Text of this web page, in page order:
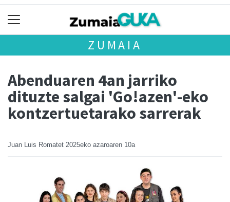
ZUMAIA
Abenduaren 4an jarriko
dituzte salgai 'Go!azen'-eko
kontzertuetarako sarrerak
Juan Luis Romatet 2025eko azaroaren 10a